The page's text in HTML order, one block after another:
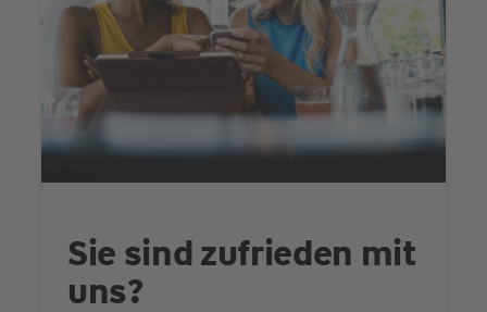
Sie sind zufrieden mit
uns?